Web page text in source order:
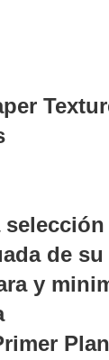
de su
y